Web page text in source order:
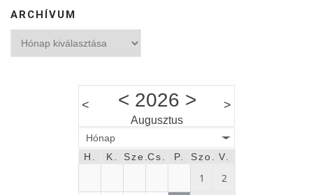
ARCHÍVUM
< < 2026 >
Augusztus
>
Hónap
H.
K. Sze.Cs. P. Szo. V.
1 2